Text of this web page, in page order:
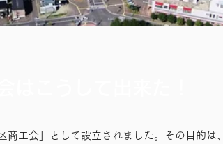
工会」として設立されました。その目的は、